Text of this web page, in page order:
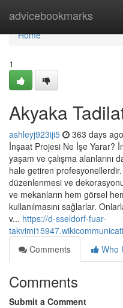
advicebookmarks
Home
Home
1
Akyaka
ashleyj923iji5 363 days ago
İnşaat Projesi Ne İşe Yarar?
yaşam ve çalışma alanlarını
hale getiren profesyonellerdir.
düzenlenmesi ve
ve mekanların hem görsel
kullanılmasını sağlarlar.
v... https://d-sseldorf-fuar-
Comments
Who
Comments
Submit a Comment